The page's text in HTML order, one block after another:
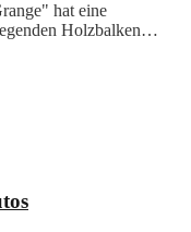
hat eine
Holzbalken…